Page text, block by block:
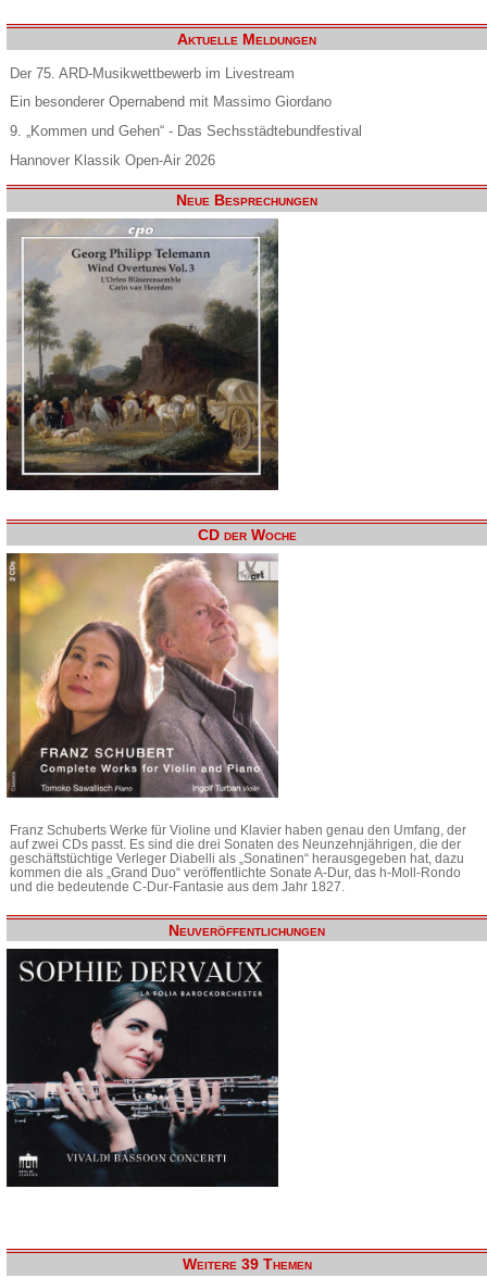
Aktuelle Meldungen
Der 75. ARD-Musikwettbewerb im Livestream
Ein besonderer Opernabend mit Massimo Giordano
9. „Kommen und Gehen“ - Das Sechsstädtebundfestival
Hannover Klassik Open-Air 2026
Neue Besprechungen
CD der Woche
Franz Schuberts Werke für Violine und Klavier haben genau den Umfang, der
auf zwei CDs passt. Es sind die drei Sonaten des Neunzehnjährigen, die der
geschäftstüchtige Verleger Diabelli als „Sonatinen“ herausgegeben hat, dazu
kommen die als „Grand Duo“ veröffentlichte Sonate A-Dur, das h-Moll-Rondo
und die bedeutende C-Dur-Fantasie aus dem Jahr 1827.
Neuveröffentlichungen
Weitere 39 Themen